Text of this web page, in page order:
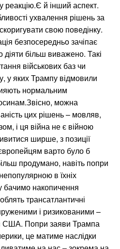
реакцію.Є й інший аспект.
ухвалення рішень за
свою поведінку.
безпосередньо зачіпає
діяти більш виважено. Такі
військових баз чи
у яких Трампу відмовили
нормальним
можна
цих рішень – мовляв,
і ця війна не є війною
ширше, з позиції
європейцям варто було б
продумано, навіть попри
в їхніх
бачимо накопичення
трансатлантичні
і ризикованими –
США. Попри заяви Трампа
це матиме наслідки